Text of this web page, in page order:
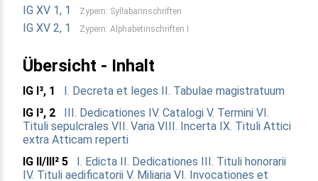
IG XV 1, 1 Zypern: Syllabarinschriften
IG XV 2, 1 Zypern: Alphabetinschriften I
Übersicht - Inhalt
IG I³, 1 I. Decreta et leges II. Tabulae magistratuum
IG I³, 2
III. Dedicationes IV. Catalogi V. Termini VI.
Tituli sepulcrales VII. Varia VIII. Incerta IX. Tituli Attici
extra Atticam reperti
IG II/III² 5
I. Edicta II. Dedicationes III. Tituli honorarii
IV. Tituli aedificatorii V. Miliaria VI. Invocationes et